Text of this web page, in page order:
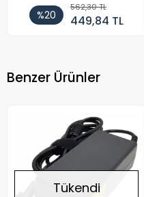
%20
562,30 TL
449,84 TL
Benzer Ürünler
Tükendi